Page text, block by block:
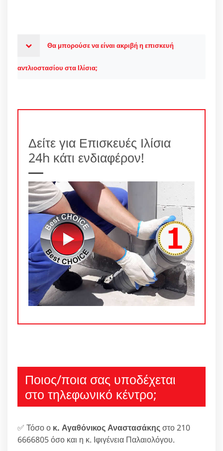
Θα μπορούσε να είναι ακριβή η επισκευή
αντλιοστασίου στα Ιλίσια;
Δείτε για Επισκευές Ιλίσια
24h κάτι ενδιαφέρον!
Ποιος/ποια σας υποδέχεται
στο τηλεφωνικό κέντρο;
✅ Τόσο ο κ. Αγαθόνικος Αναστασάκηςστο 210
6666805 όσο και η κ. Ιφιγένεια Παλαιολόγου.